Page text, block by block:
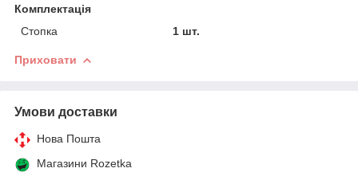
Комплектація
Стопка
1 шт.
Приховати
Умови доставки
Нова Пошта
Магазини Rozetka